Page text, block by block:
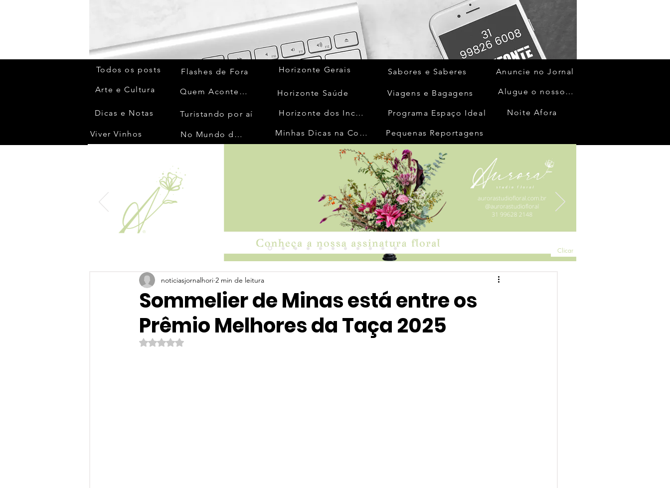
Todos os posts
Arte e Cultura
Dicas e Notas
Viver Vinhos
Flashes de Fora
Quem Acontece
Turistando por aí
No Mundo da Moda
Horizonte Gerais
Horizonte Saúde
Horizonte dos Inconfidentes
Minhas Dicas na Cozinha
Sabores e Saberes
Viagens e Bagagens
Programa Espaço Ideal
Anuncie no Jornal
Alugue o nosso espaço
Noite Afora
Pequenas Reportagens
Clicar
Sommelier de Minas está entre os
Prêmio Melhores da Taça 2025
noticiasjornalhori 2 min de leitura
Avaliado com NaN de 5 estrelas.